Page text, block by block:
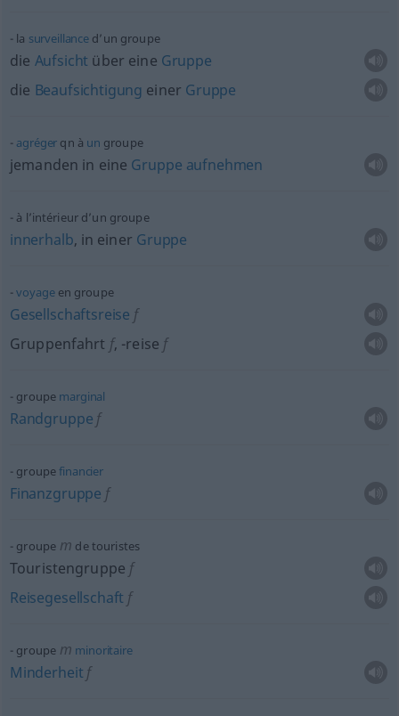
la surveillance d’un groupe
die Aufsicht über eine Gruppe
die Beaufsichtigung einer Gruppe
agréger qn à un groupe
jemanden in eine Gruppe aufnehmen
à l’intérieur d’un groupe
innerhalb, in einer Gruppe
voyageen groupe
Gesellschaftsreise f
Gruppenfahrt f, -reise f
groupe marginal
Randgruppe f
groupefinancier
Finanzgruppe f
groupe m de touristes
Touristengruppe f
Reisegesellschaft f
groupe m minoritaire
Minderheit f